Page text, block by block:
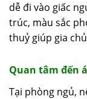
dễ đi vào giấc
trúc, màu sắc
thuỷ giúp gia
Quan tâm đến
Tại phòng ngủ,